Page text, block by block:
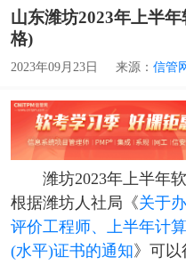
山东潍坊2023年上半
格)
2023年09月23日 来源： 信管
潍坊2023年上半年
根据潍坊人社局《关于
评价工程师、上半年计
(水平)证书的通知》可